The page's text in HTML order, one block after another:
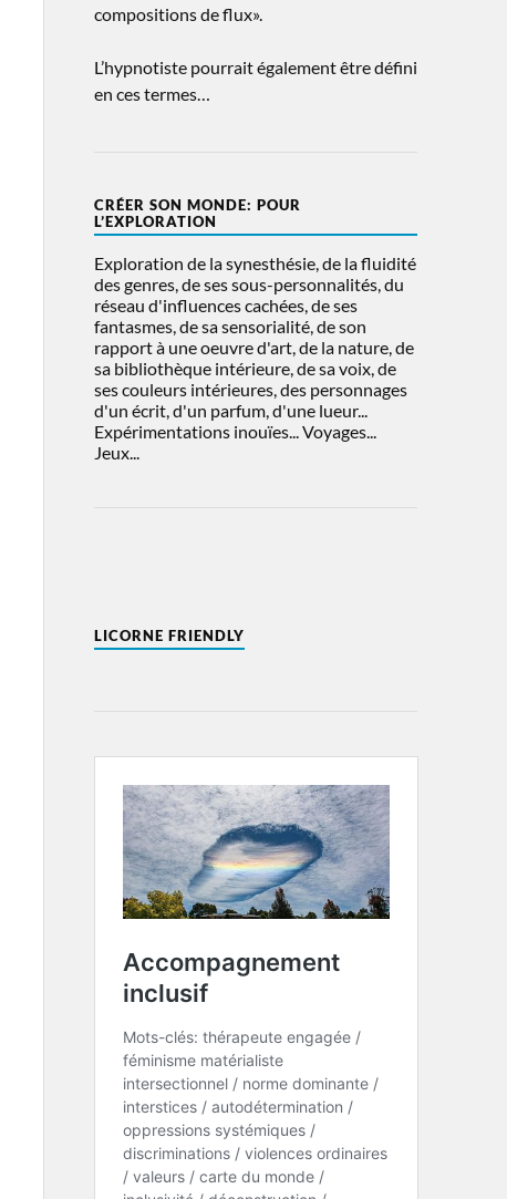
compositions de flux».
L’hypnotiste pourrait également être défini
en ces termes…
CRÉER SON MONDE: POUR
L’EXPLORATION
Exploration de la synesthésie, de la fluidité
des genres, de ses sous-personnalités, du
réseau d'influences cachées, de ses
fantasmes, de sa sensorialité, de son
rapport à une oeuvre d'art, de la nature, de
sa bibliothèque intérieure, de sa voix, de
ses couleurs intérieures, des personnages
d'un écrit, d'un parfum, d'une lueur...
Expérimentations inouïes... Voyages...
Jeux...
LICORNE FRIENDLY